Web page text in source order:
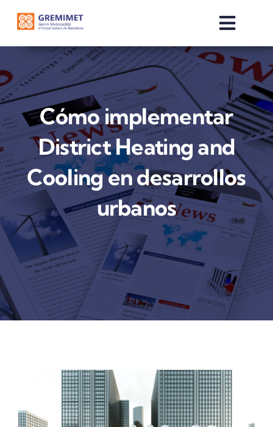
Toggle
QUI SOM
SERVEIS
COMERCIALITZADORES
NOTÍCIES
OTE
REVISTA DIGITAL
CONTACTE
INICIA SESSIÓ
Cómo implementar
District Heating and
Cooling en desarrollos
urbanos